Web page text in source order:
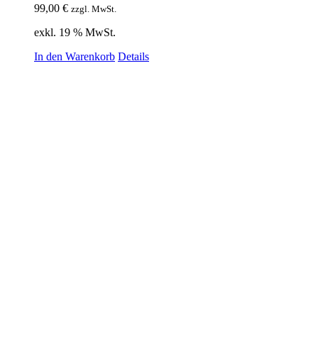
99,00 € zzgl. MwSt.
exkl. 19 % MwSt.
In den Warenkorb Details